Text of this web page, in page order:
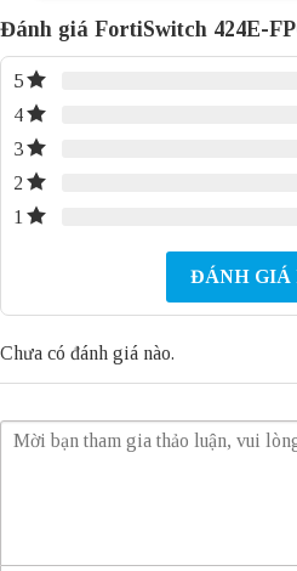
Đánh giá FortiSwitch 424E-
5
4
3
2
1
ĐÁNH GIÁ
Chưa có đánh giá nào.